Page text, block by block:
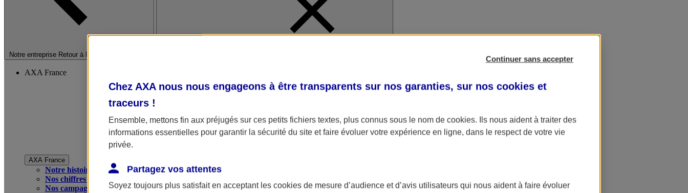
Notre entreprise Retour à la section précédente
AXA France
AXA France
Notre histoire
Nos chiffres clés
Nos campagnes publicitaires
Continuer sans accepter
Chez AXA nous nous engageons à être transparents sur nos garanties, sur nos cookies et
traceurs !
Ensemble, mettons fin aux préjugés sur ces petits fichiers textes, plus connus sous le nom de cookies. Ils nous aident à traiter des
informations essentielles pour garantir la sécurité du site et faire évoluer votre expérience en ligne, dans le respect de votre vie
privée.
Partagez vos attentes
Soyez toujours plus satisfait en acceptant les cookies de mesure d’audience et d’avis utilisateurs qui nous aident à faire évoluer